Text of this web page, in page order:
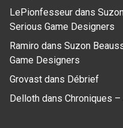
LePionfesseur dans
Serious Game Designers
Ramiro dans Suzon
Game Designers
Grovast dans Débrief
Delloth dans Chroniques